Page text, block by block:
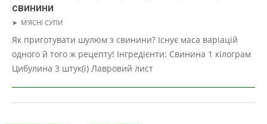
свинини
2019-
01-
➤ М'ЯСНІ СУПИ
Як приготувати шулюм з свинини? Існує маса варіацій
одного й того ж рецепту! Інгредієнти: Свинина 1 кілограм
Цибулина 3 штук(і) Лавровий лист